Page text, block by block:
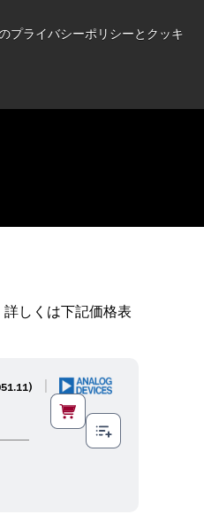
プライバシーポリシーとクッキ
しくは下記価格表
) |